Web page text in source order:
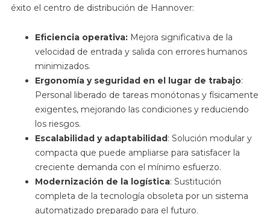
éxito el centro de distribución de Hannover:
Eficiencia operativa: Mejora significativa de la
velocidad de entrada y salida con errores humanos
minimizados.
Ergonomía y seguridad en el lugar de trabajo:
Personal liberado de tareas monótonas y físicamente
exigentes, mejorando las condiciones y reduciendo
los riesgos.
Escalabilidad y adaptabilidad : Solución modular y
compacta que puede ampliarse para satisfacer la
creciente demanda con el mínimo esfuerzo.
Modernización de la logística: Sustitución
completa de la tecnología obsoleta por un sistema
automatizado preparado para el futuro.